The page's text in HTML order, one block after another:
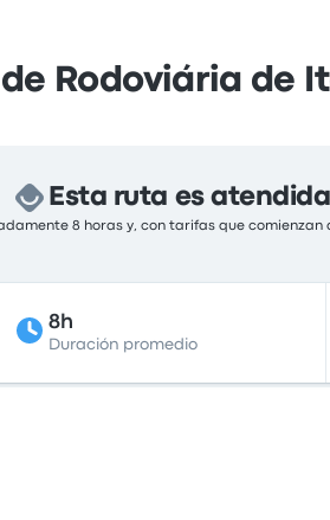
Rodoviária de
Esta ruta es
8 horas y, con tarifas que
8h
Duración promedio